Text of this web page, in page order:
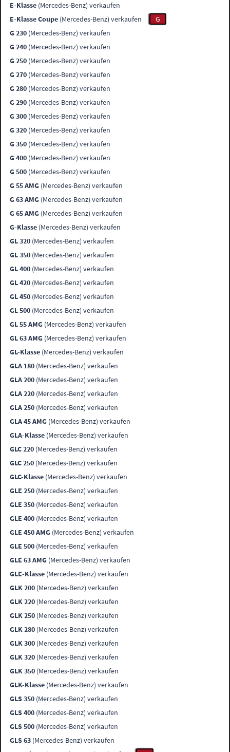
E-Klasse (Mercedes-Benz) verkaufen
E-Klasse Coupe (Mercedes-Benz) verkaufen
G
G 230 (Mercedes-Benz) verkaufen
G 240 (Mercedes-Benz) verkaufen
G 250 (Mercedes-Benz) verkaufen
G 270 (Mercedes-Benz) verkaufen
G 280 (Mercedes-Benz) verkaufen
G 290 (Mercedes-Benz) verkaufen
G 300 (Mercedes-Benz) verkaufen
G 320 (Mercedes-Benz) verkaufen
G 350 (Mercedes-Benz) verkaufen
G 400 (Mercedes-Benz) verkaufen
G 500 (Mercedes-Benz) verkaufen
G 55 AMG (Mercedes-Benz) verkaufen
G 63 AMG (Mercedes-Benz) verkaufen
G 65 AMG (Mercedes-Benz) verkaufen
G-Klasse (Mercedes-Benz) verkaufen
GL 320 (Mercedes-Benz) verkaufen
GL 350 (Mercedes-Benz) verkaufen
GL 400 (Mercedes-Benz) verkaufen
GL 420 (Mercedes-Benz) verkaufen
GL 450 (Mercedes-Benz) verkaufen
GL 500 (Mercedes-Benz) verkaufen
GL 55 AMG (Mercedes-Benz) verkaufen
GL 63 AMG (Mercedes-Benz) verkaufen
GL-Klasse (Mercedes-Benz) verkaufen
GLA 180 (Mercedes-Benz) verkaufen
GLA 200 (Mercedes-Benz) verkaufen
GLA 220 (Mercedes-Benz) verkaufen
GLA 250 (Mercedes-Benz) verkaufen
GLA 45 AMG (Mercedes-Benz) verkaufen
GLA-Klasse (Mercedes-Benz) verkaufen
GLC 220 (Mercedes-Benz) verkaufen
GLC 250 (Mercedes-Benz) verkaufen
GLC-Klasse (Mercedes-Benz) verkaufen
GLE 250 (Mercedes-Benz) verkaufen
GLE 350 (Mercedes-Benz) verkaufen
GLE 400 (Mercedes-Benz) verkaufen
GLE 450 AMG (Mercedes-Benz) verkaufen
GLE 500 (Mercedes-Benz) verkaufen
GLE 63 AMG (Mercedes-Benz) verkaufen
GLE-Klasse (Mercedes-Benz) verkaufen
GLK 200 (Mercedes-Benz) verkaufen
GLK 220 (Mercedes-Benz) verkaufen
GLK 250 (Mercedes-Benz) verkaufen
GLK 280 (Mercedes-Benz) verkaufen
GLK 300 (Mercedes-Benz) verkaufen
GLK 320 (Mercedes-Benz) verkaufen
GLK 350 (Mercedes-Benz) verkaufen
GLK-Klasse (Mercedes-Benz) verkaufen
GLS 350 (Mercedes-Benz) verkaufen
GLS 400 (Mercedes-Benz) verkaufen
GLS 500 (Mercedes-Benz) verkaufen
GLS 63 (Mercedes-Benz) verkaufen